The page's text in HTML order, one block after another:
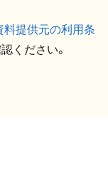
料提供元の利用条
ください。